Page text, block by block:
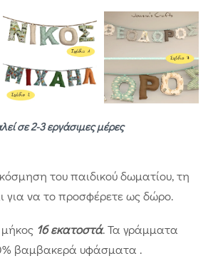
σε 2-3 εργάσιμες μέρες
του παιδικού δωματίου, τη
για να το προσφέρετε ως δώρο.
16 εκατοστά. Τα γράμματα
βαμβακερά υφάσματα .